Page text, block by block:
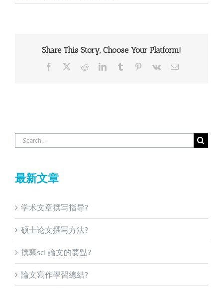
Share This Story, Choose Your Platform!
Facebook RedditLinkedInTumblr Pinterest
Vk Email
Search
for:
最新文章
学术文章撰写指导?
硕士论文撰写方法?
撰寫sci 論文的要點?
論文寫作學習總結?